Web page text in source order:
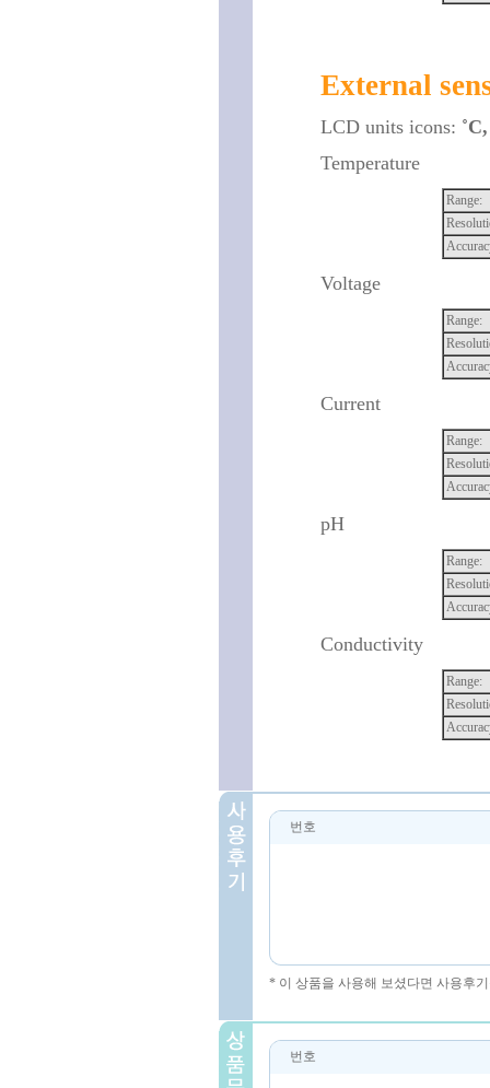
External
LCD units icons:
Temperature
Range:
Voltage
Range:
Current
Range:
pH
Range:
Conductivity
Range:
번호
* 이 상품을 사용해 보셨다면 사용후
번호